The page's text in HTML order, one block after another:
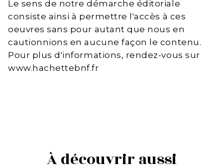
Le sens de notre démarche éditoriale
consiste ainsi à permettre l'accès à ces
oeuvres sans pour autant que nous en
cautionnions en aucune façon le contenu.
Pour plus d'informations, rendez-vous sur
www.hachettebnf.fr
À découvrir aussi